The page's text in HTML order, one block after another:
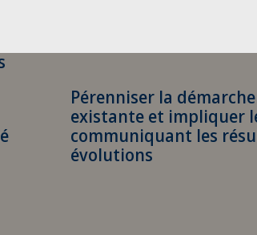
Poursuivre une
Pérenniser la
existante et impliquer
communiquant les
évolutions